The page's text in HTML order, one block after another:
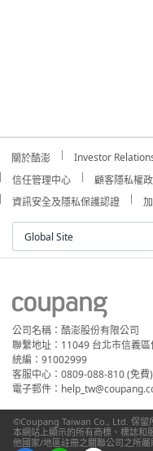
關於酷澎 Investor
信任管理中心
顧客隱私權
資訊安全及隱私保護認證
Global Site
公司名稱：酷澎股份有限公司
聯繫地址：11049 台北市信義
統編：91002999
客服中心：0809-088-810 (免
電子郵件：
©Coupang Taiwan Co., Ltd. 保留
本網站上顯示的所有商標、標誌和
他國家/地區註冊之關聯公司之所屬